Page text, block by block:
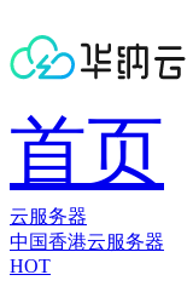
首页
云服务器
中国香港云服务器
HOT